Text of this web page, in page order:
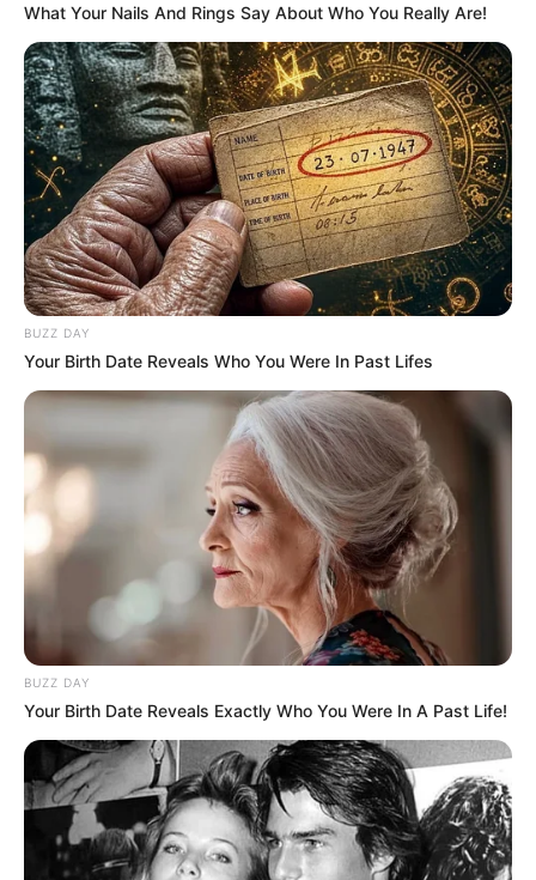
What Your Nails And Rings Say About Who You Really Are!
BUZZ DAY
Your Birth Date Reveals Who You Were In Past Lifes
BUZZ DAY
Your Birth Date Reveals Exactly Who You Were In A Past Life!